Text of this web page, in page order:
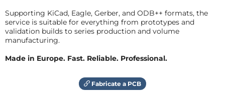
Supporting KiCad, Eagle, Gerber, and ODB++ formats, the
service is suitable for everything from prototypes and
validation builds to series production and volume
manufacturing.
Made in Europe. Fast. Reliable. Professional.
Fabricate a PCB